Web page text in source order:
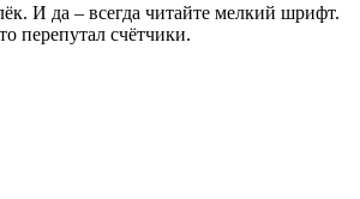
И да – всегда читайте мелкий шрифт.
перепутал счётчики.